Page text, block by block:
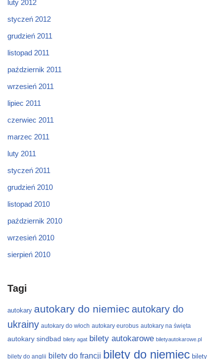
luty 2012
styczeń 2012
grudzień 2011
listopad 2011
październik 2011
wrzesień 2011
lipiec 2011
czerwiec 2011
marzec 2011
luty 2011
styczeń 2011
grudzień 2010
listopad 2010
październik 2010
wrzesień 2010
sierpień 2010
Tagi
autokary autokary do niemiec autokary do
ukrainy autokary do włoch autokary eurobus autokary na święta
autokary sindbad bilety agat bilety autokarowe biletyautokarowe.pl
bilety do anglii bilety do francji bilety do niemiec bilety